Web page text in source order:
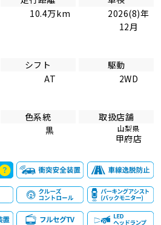
10.4万km
2026(8)年
12月
シフト
AT
駆動
2WD
色系統
黒
取扱店舗
山梨県
甲府店